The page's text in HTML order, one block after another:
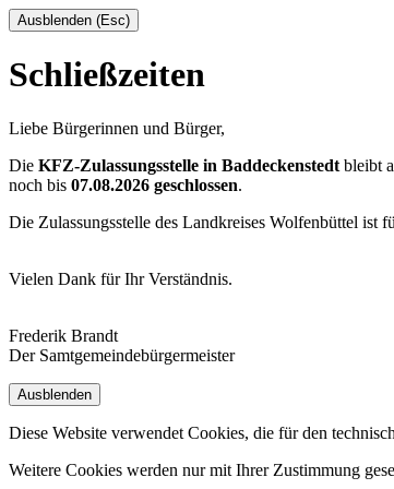
Ausblenden (Esc)
Schließzeiten
Liebe Bürgerinnen und Bürger,
Die KFZ-Zulassungsstelle in Baddeckenstedt bleibt
noch bis 07.08.2026 geschlossen.
Die Zulassungsstelle des Landkreises Wolfenbüttel ist
Vielen Dank für Ihr Verständnis.
Frederik Brandt
Der Samtgemeindebürgermeister
Ausblenden
Diese Website verwendet Cookies, die für den
Weitere Cookies werden nur mit Ihrer Zustimmung